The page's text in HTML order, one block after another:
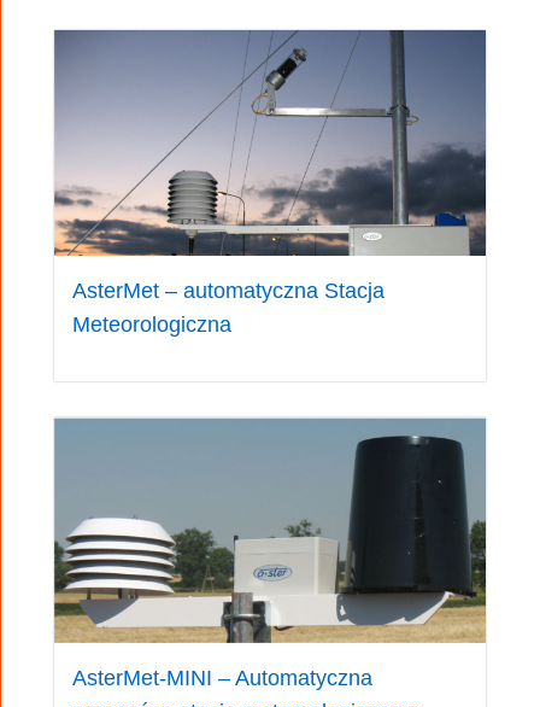
AsterMet – automatyczna Stacja
Meteorologiczna
AsterMet-MINI – Automatyczna